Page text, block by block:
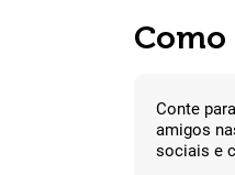
Conte
amigos
sociais e